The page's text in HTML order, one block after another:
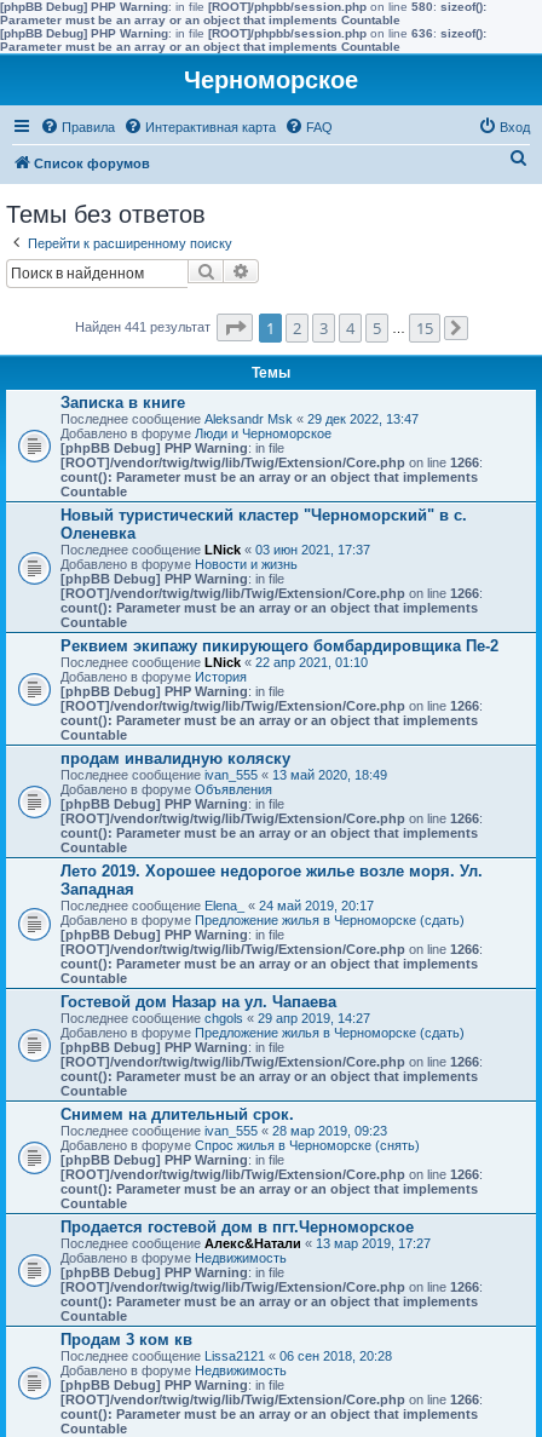
[phpBB Debug] PHP Warning: in file [ROOT]/phpbb/session.php on line 580: sizeof():
Parameter must be an array or an object that implements Countable
[phpBB Debug] PHP Warning: in file [ROOT]/phpbb/session.php on line 636: sizeof():
Parameter must be an array or an object that implements Countable
Черноморское
Правила Интерактивная карта FAQ Вход
Список форумов
Темы без ответов
Перейти к расширенному поиску
Поиск
Найден 441 результат Страница1 из
1 2 3 4 5 15
Темы
Записка в книге
Последнее сообщение Aleksandr Msk « 29 дек 2022, 13:47
Добавлено в форуме Люди и Черноморское
[phpBB Debug] PHP Warning: in file
[ROOT]/vendor/twig/twig/lib/Twig/Extension/Core.php on line 1266:
count(): Parameter must be an array or an object that implements
Countable
Новый туристический кластер "Черноморский" в с.
Оленевка
Последнее сообщение LNick « 03 июн 2021, 17:37
Добавлено в форуме Новости и жизнь
[phpBB Debug] PHP Warning: in file
[ROOT]/vendor/twig/twig/lib/Twig/Extension/Core.php on line 1266:
count(): Parameter must be an array or an object that implements
Countable
Реквием экипажу пикирующего бомбардировщика Пе-2
Последнее сообщение LNick « 22 апр 2021, 01:10
Добавлено в форуме История
[phpBB Debug] PHP Warning: in file
[ROOT]/vendor/twig/twig/lib/Twig/Extension/Core.php on line 1266:
count(): Parameter must be an array or an object that implements
Countable
продам инвалидную коляску
Последнее сообщение ivan_555 « 13 май 2020, 18:49
Добавлено в форуме Объявления
[phpBB Debug] PHP Warning: in file
[ROOT]/vendor/twig/twig/lib/Twig/Extension/Core.php on line 1266:
count(): Parameter must be an array or an object that implements
Countable
Лето 2019. Хорошее недорогое жилье возле моря. Ул.
Западная
Последнее сообщение Elena_ « 24 май 2019, 20:17
Добавлено в форуме Предложение жилья в Черноморске (сдать)
[phpBB Debug] PHP Warning: in file
[ROOT]/vendor/twig/twig/lib/Twig/Extension/Core.php on line 1266:
count(): Parameter must be an array or an object that implements
Countable
Гостевой дом Назар на ул. Чапаева
Последнее сообщение chgols « 29 апр 2019, 14:27
Добавлено в форуме Предложение жилья в Черноморске (сдать)
[phpBB Debug] PHP Warning: in file
[ROOT]/vendor/twig/twig/lib/Twig/Extension/Core.php on line 1266:
count(): Parameter must be an array or an object that implements
Countable
Снимем на длительный срок.
Последнее сообщение ivan_555 « 28 мар 2019, 09:23
Добавлено в форуме Спрос жилья в Черноморске (снять)
[phpBB Debug] PHP Warning: in file
[ROOT]/vendor/twig/twig/lib/Twig/Extension/Core.php on line 1266:
count(): Parameter must be an array or an object that implements
Countable
Продается гостевой дом в пгт.Черноморское
Последнее сообщение Алекс&Натали « 13 мар 2019, 17:27
Добавлено в форуме Недвижимость
[phpBB Debug] PHP Warning: in file
[ROOT]/vendor/twig/twig/lib/Twig/Extension/Core.php on line 1266:
count(): Parameter must be an array or an object that implements
Countable
Продам 3 ком кв
Последнее сообщение Lissa2121 « 06 сен 2018, 20:28
Добавлено в форуме Недвижимость
[phpBB Debug] PHP Warning: in file
[ROOT]/vendor/twig/twig/lib/Twig/Extension/Core.php on line 1266:
count(): Parameter must be an array or an object that implements
Countable